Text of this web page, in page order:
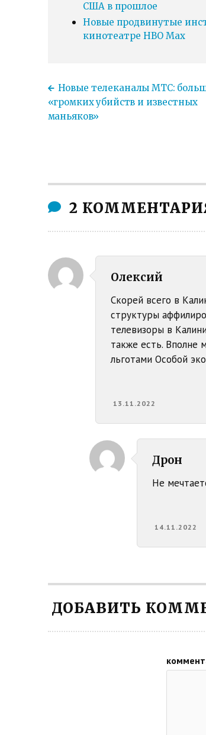
США в прошлое
Новые продвинутые
кинотеатре HBO Max
Новые телеканалы МТС:
«громких убийств и известных
маньяков»
2
Олексий
Скорей всего в
структуры
телевизоры в
также есть. Вполне
льготами Особой
13.11.2022
Дрон
Не
14.11.2022
ДОБАВИТЬ